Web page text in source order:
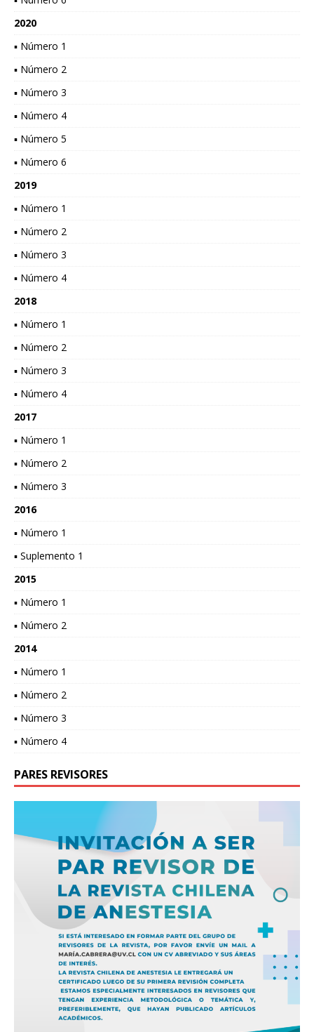
2020
▪ Número 1
▪ Número 2
▪ Número 3
▪ Número 4
▪ Número 5
▪ Número 6
2019
▪ Número 1
▪ Número 2
▪ Número 3
▪ Número 4
2018
▪ Número 1
▪ Número 2
▪ Número 3
▪ Número 4
2017
▪ Número 1
▪ Número 2
▪ Número 3
2016
▪ Número 1
▪ Suplemento 1
2015
▪ Número 1
▪ Número 2
2014
▪ Número 1
▪ Número 2
▪ Número 3
▪ Número 4
PARES REVISORES